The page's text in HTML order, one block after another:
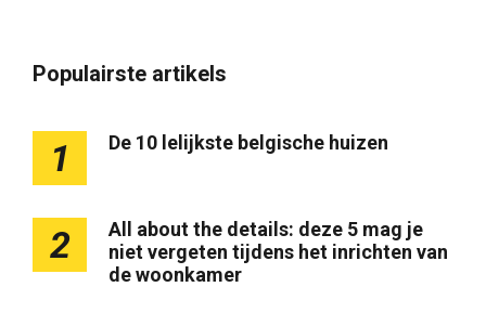
Populairste artikels
1 De 10 lelijkste belgische huizen
2
All about the details: deze 5 mag je
niet vergeten tijdens het inrichten van
de woonkamer